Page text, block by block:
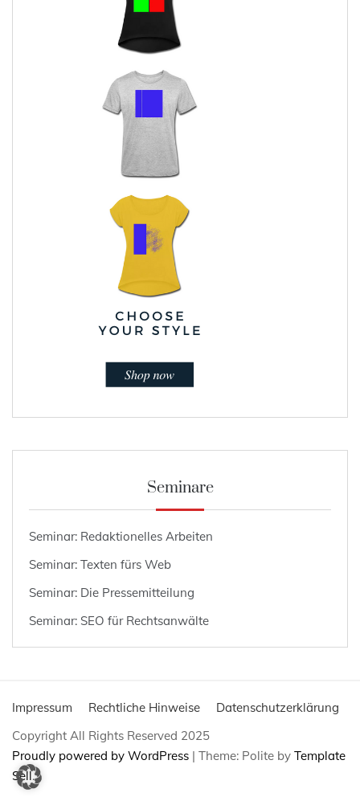
Seminare
Seminar: Redaktionelles Arbeiten
Seminar: Texten fürs Web
Seminar: Die Pressemitteilung
Seminar: SEO für Rechtsanwälte
Impressum Rechtliche Hinweise
Datenschutzerklärung
Copyright All Rights Reserved 2025
Proudly powered by WordPress | Theme: Polite by Template
Sell.